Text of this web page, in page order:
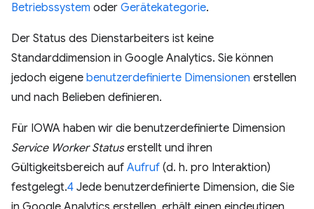
Betriebssystem oder Gerätekategorie.
Der Status des Dienstarbeiters ist keine
Standarddimension in Google Analytics. Sie können
jedoch eigene benutzerdefinierte Dimensionen erstellen
und nach Belieben definieren.
Für IOWA haben wir die benutzerdefinierte Dimension
Service Worker Statuserstellt und ihren
Gültigkeitsbereich auf Aufruf (d. h. pro Interaktion)
festgelegt.4 Jede benutzerdefinierte Dimension, die Sie